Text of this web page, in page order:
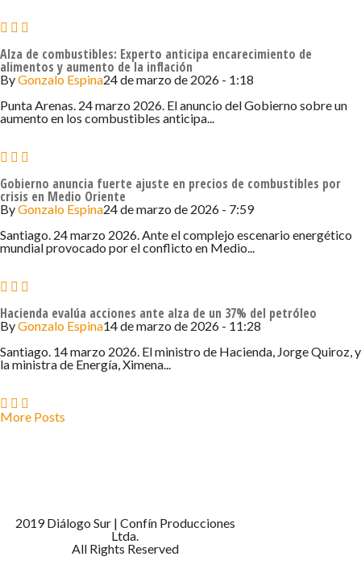
Alza de combustibles: Experto anticipa encarecimiento de
alimentos y aumento de la inflación
ByGonzalo Espina24 de marzo de 2026 - 1:18
Punta Arenas. 24 marzo 2026. El anuncio del Gobierno sobre un
aumento en los combustibles anticipa...
Gobierno anuncia fuerte ajuste en precios de combustibles por
crisis en Medio Oriente
ByGonzalo Espina24 de marzo de 2026 - 7:59
Santiago. 24 marzo 2026. Ante el complejo escenario energético
mundial provocado por el conflicto en Medio...
Hacienda evalúa acciones ante alza de un 37% del petróleo
ByGonzalo Espina14 de marzo de 2026 - 11:28
Santiago. 14 marzo 2026. El ministro de Hacienda, Jorge Quiroz, y
la ministra de Energía, Ximena...
More Posts
2019 Diálogo Sur | Confín Producciones
Ltda.
All Rights Reserved